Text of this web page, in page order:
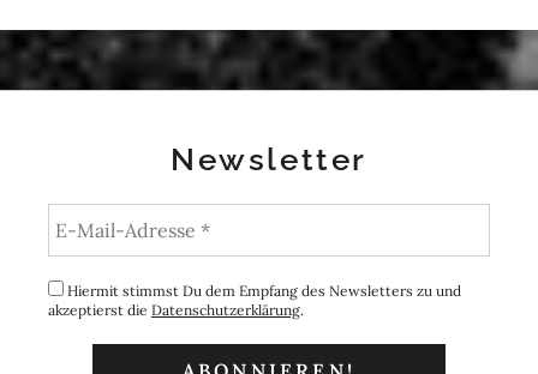
Newsletter
Hiermit stimmst Du dem Empfang des Newsletters zu und
akzeptierst die Datenschutzerklärung.